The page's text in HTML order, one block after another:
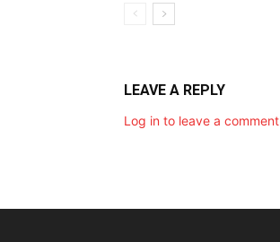
LEAVE A REPLY
Log in to leave a comment